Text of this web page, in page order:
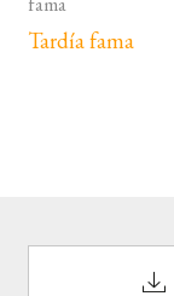
Tardía fama